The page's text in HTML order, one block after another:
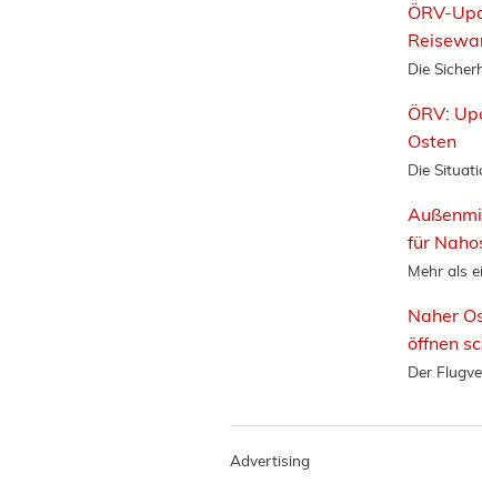
ÖRV-
Die
ÖRV:
Osten
Die
für
Mehr als
Naher
öffnen
Der
Advertising